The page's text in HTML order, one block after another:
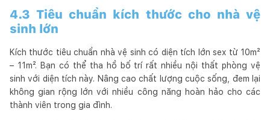
4.3 Tiêu chuẩn kích thước cho nhà vệ
sinh lớn
Kích thước tiêu chuẩn nhà vệ sinh có diện tích lớn sex từ 10m²
– 11m². Bạn có thể tha hồ bố trí rất nhiều nội thất phòng vệ
sinh với diện tích này. Nâng cao chất lượng cuộc sống, đem lại
không gian rộng lớn với nhiều công năng hoàn hảo cho các
thành viên trong gia đình.